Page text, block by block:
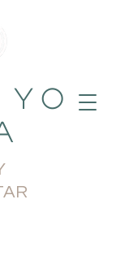
Y o